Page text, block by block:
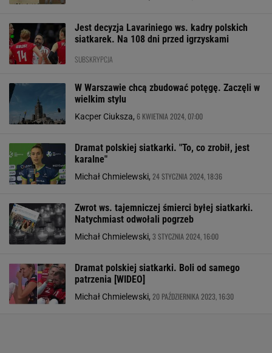
Jest decyzja Lavariniego ws. kadry polskich
siatkarek. Na 108 dni przed igrzyskami
SUBSKRYPCJA
W Warszawie chcą zbudować potęgę. Zaczęli w
wielkim stylu
Kacper Ciuksza, 6 KWIETNIA 2024, 07:00
Dramat polskiej siatkarki. "To, co zrobił, jest
karalne"
Michał Chmielewski, 24 STYCZNIA 2024, 18:36
Zwrot ws. tajemniczej śmierci byłej siatkarki.
Natychmiast odwołali pogrzeb
Michał Chmielewski, 3 STYCZNIA 2024, 16:00
Dramat polskiej siatkarki. Boli od samego
patrzenia [WIDEO]
Michał Chmielewski, 20 PAŹDZIERNIKA 2023, 16:30